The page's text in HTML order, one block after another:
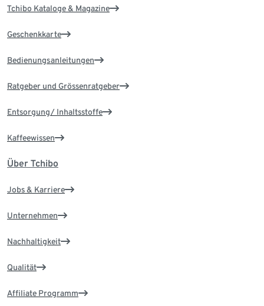
Tchibo Kataloge & Magazine
Geschenkkarte
Bedienungsanleitungen
Ratgeber und Grössenratgeber
Entsorgung/ Inhaltsstoffe
Kaffeewissen
Über Tchibo
Jobs & Karriere
Unternehmen
Nachhaltigkeit
Qualität
Affiliate Programm